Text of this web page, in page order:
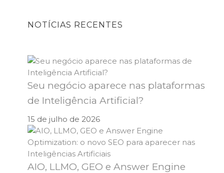
NOTÍCIAS RECENTES
Seu negócio aparece nas plataformas
de Inteligência Artificial?
15 de julho de 2026
AIO, LLMO, GEO e Answer Engine